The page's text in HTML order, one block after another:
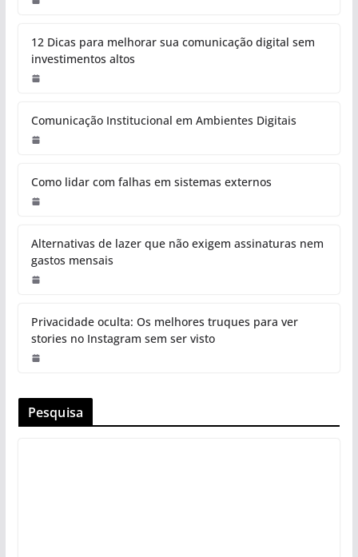
12 Dicas para melhorar sua comunicação digital sem
investimentos altos
Comunicação Institucional em Ambientes Digitais
Como lidar com falhas em sistemas externos
Alternativas de lazer que não exigem assinaturas nem
gastos mensais
Privacidade oculta: Os melhores truques para ver
stories no Instagram sem ser visto
Pesquisa